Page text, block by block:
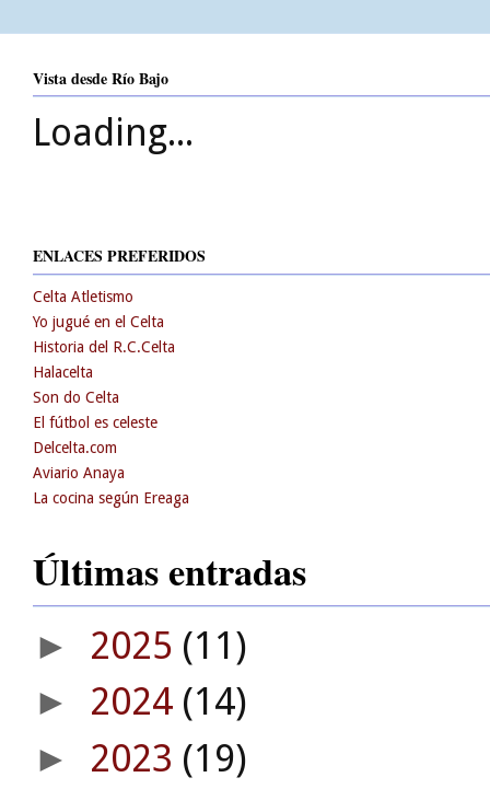
Vista desde Río Bajo
Loading...
ENLACES PREFERIDOS
Celta Atletismo
Yo jugué en el Celta
Historia del R.C.Celta
Halacelta
Son do Celta
El fútbol es celeste
Delcelta.com
Aviario Anaya
La cocina según Ereaga
Últimas entradas
► 2025 (11)
► 2024 (14)
► 2023 (19)